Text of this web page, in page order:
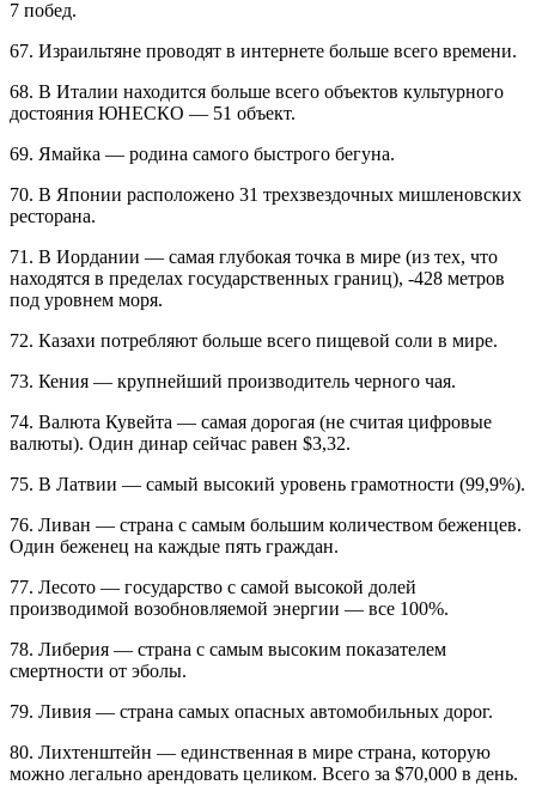
7 побед.
67. Израильтяне проводят в интернете больше всего времени.
68. В Италии находится больше всего объектов культурного
достояния ЮНЕСКО — 51 объект.
69. Ямайка — родина самого быстрого бегуна.
70. В Японии расположено 31 трехзвездочных мишленовских
ресторана.
71. В Иордании — самая глубокая точка в мире (из тех, что
находятся в пределах государственных границ), -428 метров
под уровнем моря.
72. Казахи потребляют больше всего пищевой соли в мире.
73. Кения — крупнейший производитель черного чая.
74. Валюта Кувейта — самая дорогая (не считая цифровые
валюты). Один динар сейчас равен $3,32.
75. В Латвии — самый высокий уровень грамотности (99,9%).
76. Ливан — страна с самым большим количеством беженцев.
Один беженец на каждые пять граждан.
77. Лесото — государство с самой высокой долей
производимой возобновляемой энергии — все 100%.
78. Либерия — страна с самым высоким показателем
смертности от эболы.
79. Ливия — страна самых опасных автомобильных дорог.
80. Лихтенштейн — единственная в мире страна, которую
можно легально арендовать целиком. Всего за $70,000 в день.